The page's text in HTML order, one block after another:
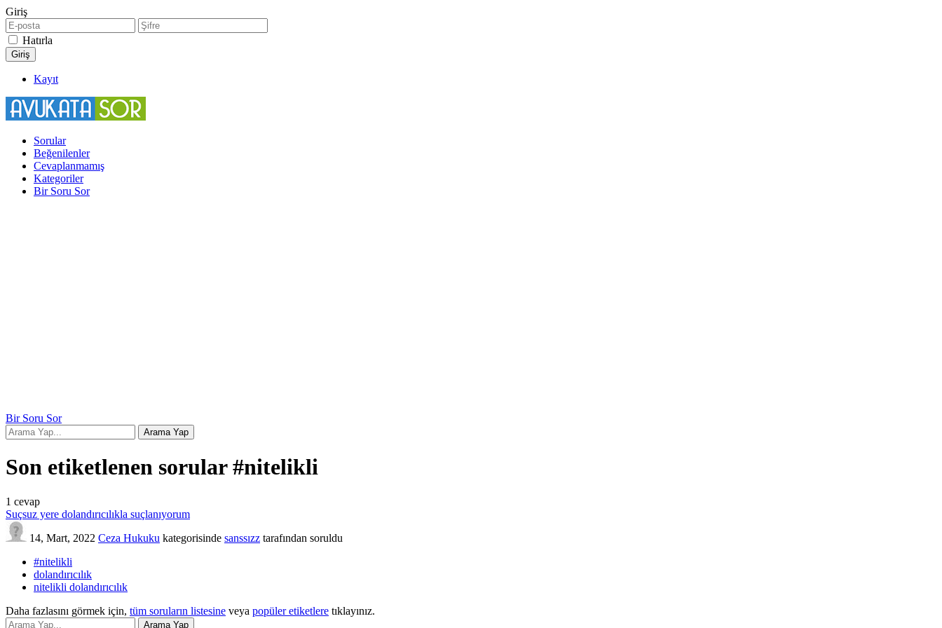
Giriş
Hatırla
Kayıt
Sorular
Beğenilenler
Cevaplanmamış
Kategoriler
Bir Soru Sor
Bir Soru Sor
Son etiketlenen sorular #nitelikli
1 cevap
Suçsuz yere dolandırıcılıkla suçlanıyorum
14, Mart, 2022 Ceza Hukuku kategorisinde sanssızz tarafından soruldu
#nitelikli
dolandırıcılık
nitelikli dolandırıcılık
Daha fazlasını görmek için, tüm soruların listesine veya popüler etiketlere tıklayınız.